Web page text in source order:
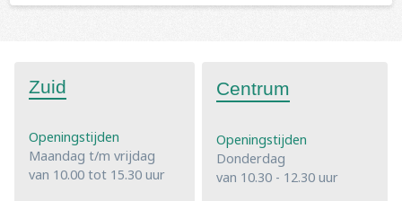
Zuid
Openingstijden
Maandag t/m vrijdag
van 10.00 tot 15.30 uur
Centrum
Openingstijden
Donderdag
van 10.30 - 12.30 uur